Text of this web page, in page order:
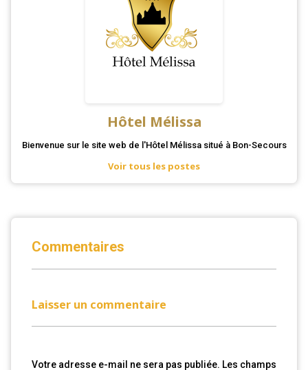
Hôtel Mélissa
Bienvenue sur le site web de l'Hôtel Mélissa situé à Bon-Secours
Voir tous les postes
Commentaires
Laisser un commentaire
Votre adresse e-mail ne sera pas publiée. Les champs